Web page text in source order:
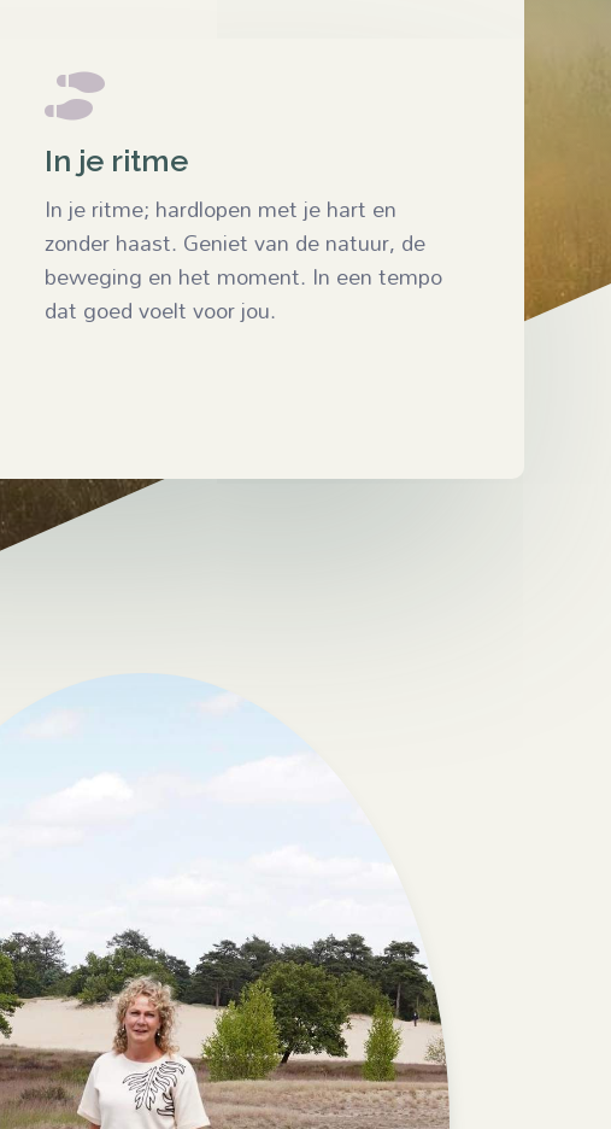

In je ritme
In je ritme; hardlopen met je hart en
zonder haast. Geniet van de natuur, de
beweging en het moment. In een tempo
dat goed voelt voor jou.